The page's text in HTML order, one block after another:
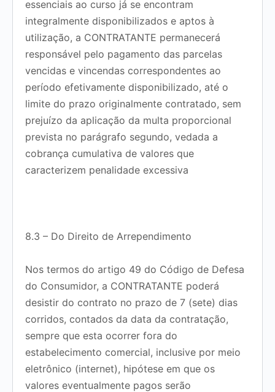
essenciais ao curso já se encontram
integralmente disponibilizados e aptos à
utilização, a CONTRATANTE permanecerá
responsável pelo pagamento das parcelas
vencidas e vincendas correspondentes ao
período efetivamente disponibilizado, até o
limite do prazo originalmente contratado, sem
prejuízo da aplicação da multa proporcional
prevista no parágrafo segundo, vedada a
cobrança cumulativa de valores que
caracterizem penalidade excessiva
8.3 – Do Direito de Arrependimento
Nos termos do artigo 49 do Código de Defesa
do Consumidor, a CONTRATANTE poderá
desistir do contrato no prazo de 7 (sete) dias
corridos, contados da data da contratação,
sempre que esta ocorrer fora do
estabelecimento comercial, inclusive por meio
eletrônico (internet), hipótese em que os
valores eventualmente pagos serão